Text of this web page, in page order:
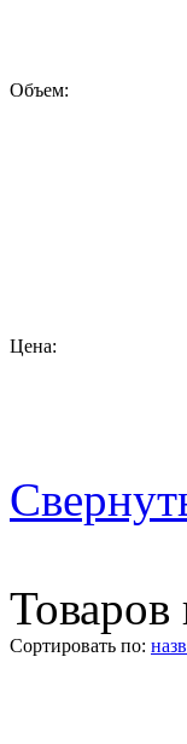
Объем:
Цена:
Товаров
Сортировать по: